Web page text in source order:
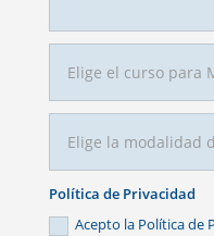
Política de Privacidad
Acepto la Política de